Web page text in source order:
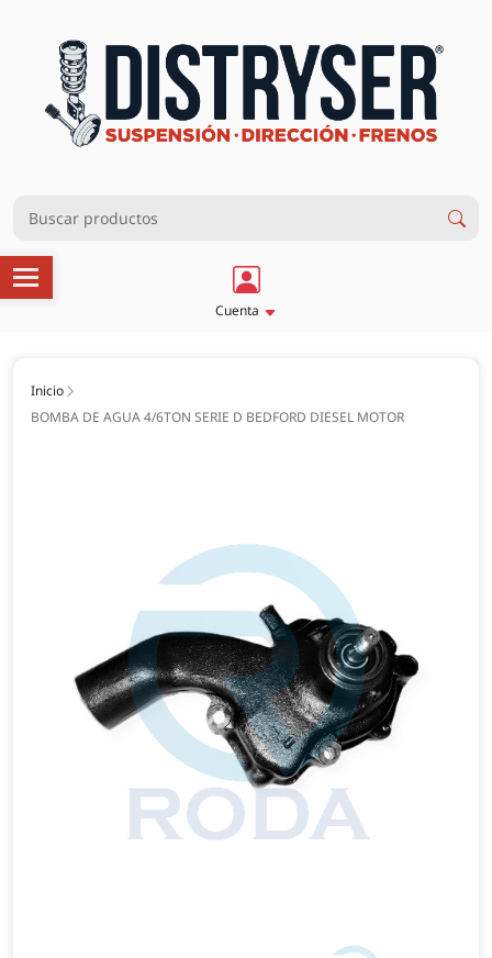
Cuenta
Inicio
BOMBA DE AGUA 4/6TON SERIE D BEDFORD DIESEL MOTOR